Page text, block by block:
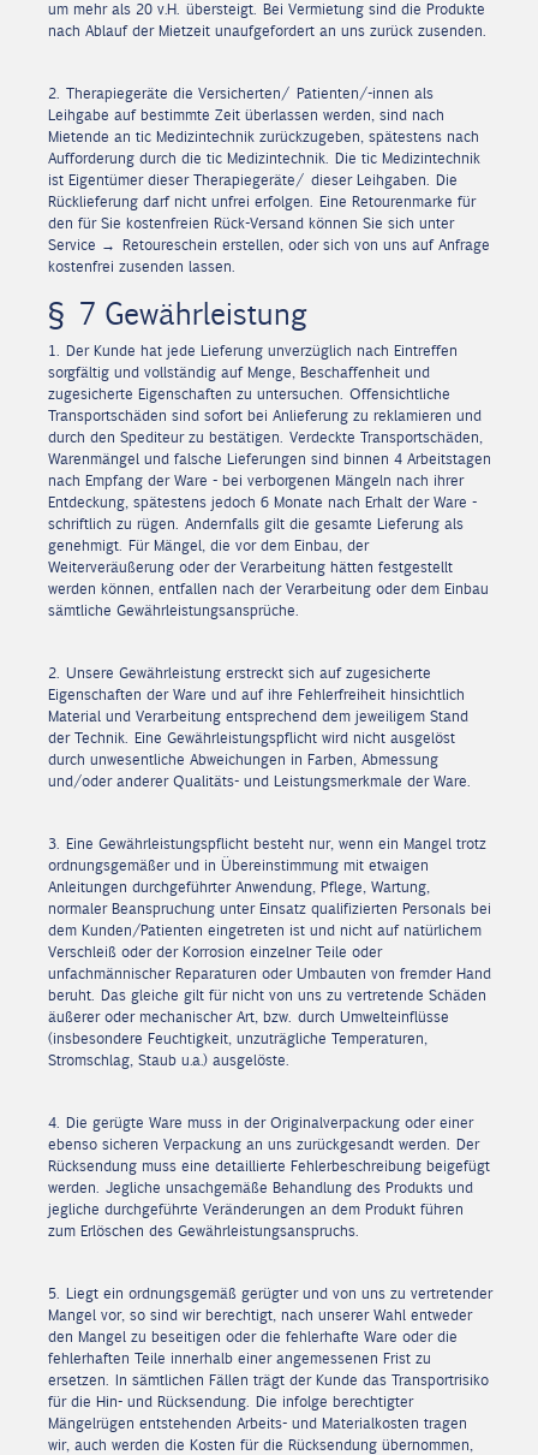
um mehr als 20 v.H. übersteigt. Bei Vermietung sind die Produkte
nach Ablauf der Mietzeit unaufgefordert an uns zurück zusenden.
2. Therapiegeräte die Versicherten/ Patienten/-innen als
Leihgabe auf bestimmte Zeit überlassen werden, sind nach
Mietende an tic Medizintechnik zurückzugeben, spätestens nach
Aufforderung durch die tic Medizintechnik. Die tic Medizintechnik
ist Eigentümer dieser Therapiegeräte/ dieser Leihgaben. Die
Rücklieferung darf nicht unfrei erfolgen. Eine Retourenmarke für
den für Sie kostenfreien Rück-Versand können Sie sich unter
Service → Retoureschein erstellen, oder sich von uns auf Anfrage
kostenfrei zusenden lassen.
§ 7 Gewährleistung
1. Der Kunde hat jede Lieferung unverzüglich nach Eintreffen
sorgfältig und vollständig auf Menge, Beschaffenheit und
zugesicherte Eigenschaften zu untersuchen. Offensichtliche
Transportschäden sind sofort bei Anlieferung zu reklamieren und
durch den Spediteur zu bestätigen. Verdeckte Transportschäden,
Warenmängel und falsche Lieferungen sind binnen 4 Arbeitstagen
nach Empfang der Ware - bei verborgenen Mängeln nach ihrer
Entdeckung, spätestens jedoch 6 Monate nach Erhalt der Ware -
schriftlich zu rügen. Andernfalls gilt die gesamte Lieferung als
genehmigt. Für Mängel, die vor dem Einbau, der
Weiterveräußerung oder der Verarbeitung hätten festgestellt
werden können, entfallen nach der Verarbeitung oder dem Einbau
sämtliche Gewährleistungsansprüche.
2. Unsere Gewährleistung erstreckt sich auf zugesicherte
Eigenschaften der Ware und auf ihre Fehlerfreiheit hinsichtlich
Material und Verarbeitung entsprechend dem jeweiligem Stand
der Technik. Eine Gewährleistungspflicht wird nicht ausgelöst
durch unwesentliche Abweichungen in Farben, Abmessung
und/oder anderer Qualitäts- und Leistungsmerkmale der Ware.
3. Eine Gewährleistungspflicht besteht nur, wenn ein Mangel trotz
ordnungsgemäßer und in Übereinstimmung mit etwaigen
Anleitungen durchgeführter Anwendung, Pflege, Wartung,
normaler Beanspruchung unter Einsatz qualifizierten Personals bei
dem Kunden/Patienten eingetreten ist und nicht auf natürlichem
Verschleiß oder der Korrosion einzelner Teile oder
unfachmännischer Reparaturen oder Umbauten von fremder Hand
beruht. Das gleiche gilt für nicht von uns zu vertretende Schäden
äußerer oder mechanischer Art, bzw. durch Umwelteinflüsse
(insbesondere Feuchtigkeit, unzuträgliche Temperaturen,
Stromschlag, Staub u.a.) ausgelöste.
4. Die gerügte Ware muss in der Originalverpackung oder einer
ebenso sicheren Verpackung an uns zurückgesandt werden. Der
Rücksendung muss eine detaillierte Fehlerbeschreibung beigefügt
werden. Jegliche unsachgemäße Behandlung des Produkts und
jegliche durchgeführte Veränderungen an dem Produkt führen
zum Erlöschen des Gewährleistungsanspruchs.
5. Liegt ein ordnungsgemäß gerügter und von uns zu vertretender
Mangel vor, so sind wir berechtigt, nach unserer Wahl entweder
den Mangel zu beseitigen oder die fehlerhafte Ware oder die
fehlerhaften Teile innerhalb einer angemessenen Frist zu
ersetzen. In sämtlichen Fällen trägt der Kunde das Transportrisiko
für die Hin- und Rücksendung. Die infolge berechtigter
Mängelrügen entstehenden Arbeits- und Materialkosten tragen
wir, auch werden die Kosten für die Rücksendung übernommen,